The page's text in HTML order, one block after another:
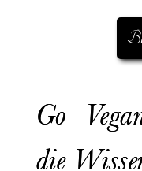
Go
die